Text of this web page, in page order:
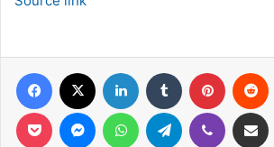
Facebook Linkedin Tumblr Pinterest
Pocket MessengerWhatsAppTelegram Viber